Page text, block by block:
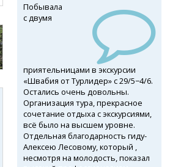
Побывала
с двумя
приятельницами в экскурсии
«Швабия от Турлидер» с 29/5−4/6.
Остались очень довольны.
Организация тура, прекрасное
сочетание отдыха с экскурсиями,
всё было на высшем уровне.
Отдельная благодарность гиду-
Алексею Лесовому, который ,
несмотря на молодость, показал